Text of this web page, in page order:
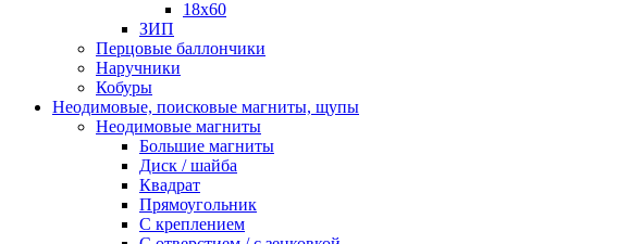
18х60
ЗИП
Перцовые баллончики
Наручники
Кобуры
Неодимовые, поисковые магниты, щупы
Неодимовые магниты
Большие магниты
Диск / шайба
Квадрат
Прямоугольник
С креплением